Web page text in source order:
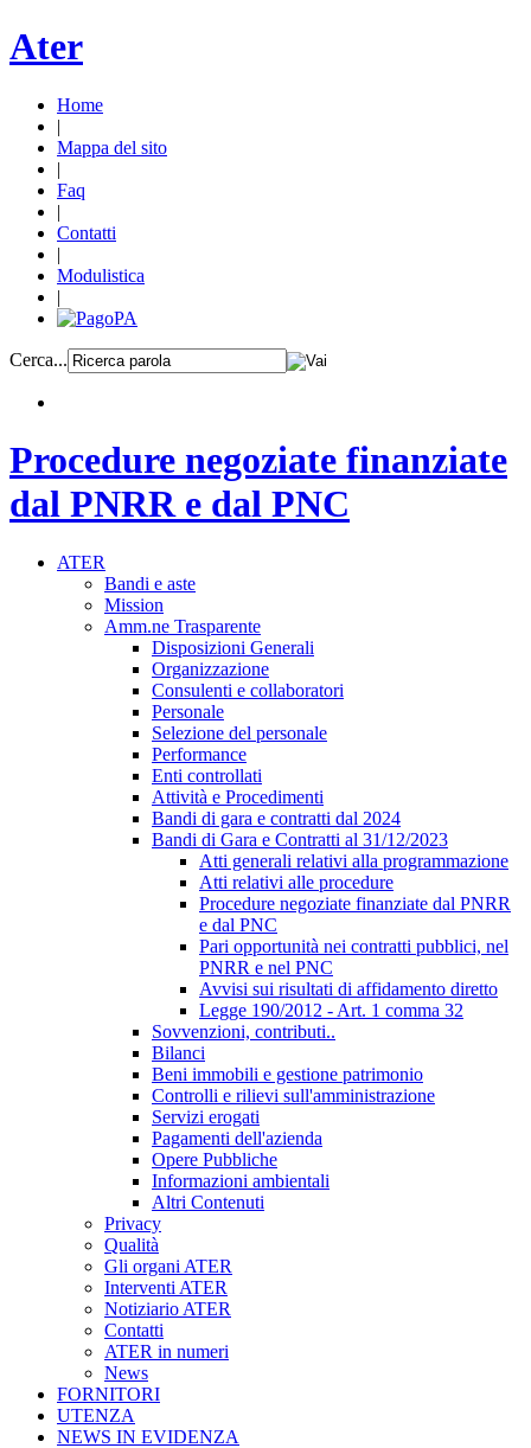
Ater
Home
|
Mappa del sito
|
Faq
|
Contatti
|
Modulistica
|
Cerca...
Procedure negoziate finanziate
dal PNRR e dal PNC
ATER
Bandi e aste
Mission
Amm.ne Trasparente
Disposizioni Generali
Organizzazione
Consulenti e collaboratori
Personale
Selezione del personale
Performance
Enti controllati
Attività e Procedimenti
Bandi di gara e contratti dal 2024
Bandi di Gara e Contratti al 31/12/2023
Atti generali relativi alla programmazione
Atti relativi alle procedure
Procedure negoziate finanziate dal PNRR
e dal PNC
Pari opportunità nei contratti pubblici, nel
PNRR e nel PNC
Avvisi sui risultati di affidamento diretto
Legge 190/2012 - Art. 1 comma 32
Sovvenzioni, contributi..
Bilanci
Beni immobili e gestione patrimonio
Controlli e rilievi sull'amministrazione
Servizi erogati
Pagamenti dell'azienda
Opere Pubbliche
Informazioni ambientali
Altri Contenuti
Privacy
Qualità
Gli organi ATER
Interventi ATER
Notiziario ATER
Contatti
ATER in numeri
News
FORNITORI
UTENZA
NEWS IN EVIDENZA